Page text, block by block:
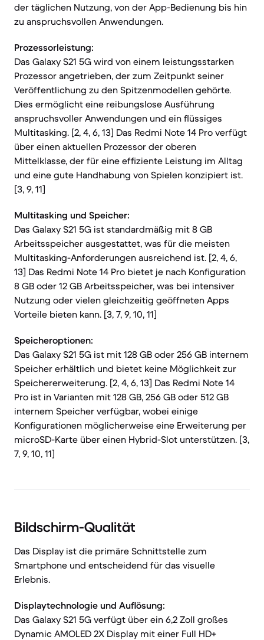
der täglichen Nutzung, von der App-Bedienung bis hin
zu anspruchsvollen Anwendungen.
Prozessorleistung:
Das Galaxy S21 5G wird von einem leistungsstarken
Prozessor angetrieben, der zum Zeitpunkt seiner
Veröffentlichung zu den Spitzenmodellen gehörte.
Dies ermöglicht eine reibungslose Ausführung
anspruchsvoller Anwendungen und ein flüssiges
Multitasking. [2, 4, 6, 13] Das Redmi Note 14 Pro verfügt
über einen aktuellen Prozessor der oberen
Mittelklasse, der für eine effiziente Leistung im Alltag
und eine gute Handhabung von Spielen konzipiert ist.
[3, 9, 11]
Multitasking und Speicher:
Das Galaxy S21 5G ist standardmäßig mit 8 GB
Arbeitsspeicher ausgestattet, was für die meisten
Multitasking-Anforderungen ausreichend ist. [2, 4, 6,
13] Das Redmi Note 14 Pro bietet je nach Konfiguration
8 GB oder 12 GB Arbeitsspeicher, was bei intensiver
Nutzung oder vielen gleichzeitig geöffneten Apps
Vorteile bieten kann. [3, 7, 9, 10, 11]
Speicheroptionen:
Das Galaxy S21 5G ist mit 128 GB oder 256 GB internem
Speicher erhältlich und bietet keine Möglichkeit zur
Speichererweiterung. [2, 4, 6, 13] Das Redmi Note 14
Pro ist in Varianten mit 128 GB, 256 GB oder 512 GB
internem Speicher verfügbar, wobei einige
Konfigurationen möglicherweise eine Erweiterung per
microSD-Karte über einen Hybrid-Slot unterstützen. [3,
7, 9, 10, 11]
Bildschirm-Qualität
Das Display ist die primäre Schnittstelle zum
Smartphone und entscheidend für das visuelle
Erlebnis.
Displaytechnologie und Auflösung:
Das Galaxy S21 5G verfügt über ein 6,2 Zoll großes
Dynamic AMOLED 2X Display mit einer Full HD+